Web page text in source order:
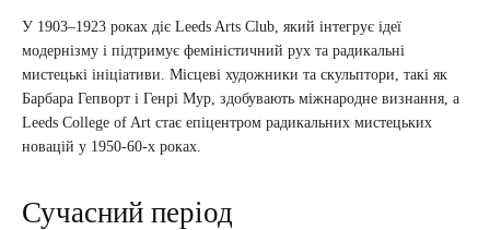
У 1903–1923 роках діє Leeds Arts Club, який інтегрує ідеї
модернізму і підтримує феміністичний рух та радикальні
мистецькі ініціативи. Місцеві художники та скульптори, такі як
Барбара Гепворт і Генрі Мур, здобувають міжнародне визнання, а
Leeds College of Art стає епіцентром радикальних мистецьких
новацій у 1950-60-х роках.
Сучасний період